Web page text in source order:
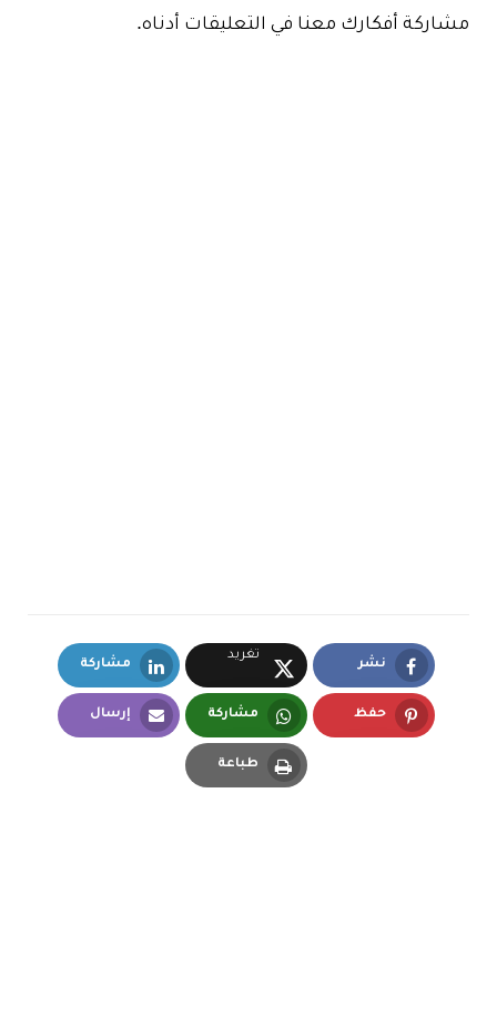
مشاركة أفكارك معنا في التعليقات أدناه.
نشر
Facebook
تغريد
X.com
مشاركة
LinkedIn
حفظ مشاركة
Whatsapp
إرسال
طباعة